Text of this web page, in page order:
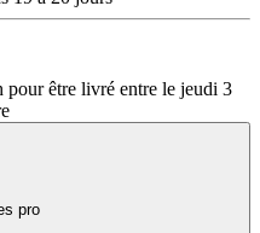
pour être livré entre le jeudi 3
pro